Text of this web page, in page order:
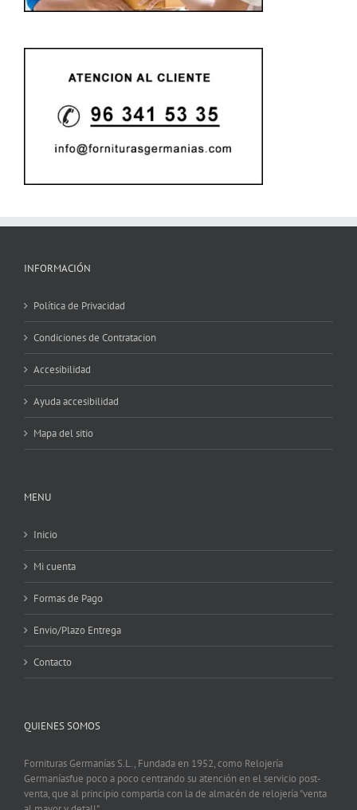
INFORMACIÓN
Política de Privacidad
Condiciones de Contratacion
Accesibilidad
Ayuda accesibilidad
Mapa del sitio
MENU
Inicio
Mi cuenta
Formas de Pago
Envio/Plazo Entrega
Contacto
QUIENES SOMOS
Fornituras Germanías S.L., Fundada en 1952, como Relojería
Germaníasfue poco a poco centrando su atención en el servicio post-
venta, que al principio compartía con la de almacén de relojería "venta